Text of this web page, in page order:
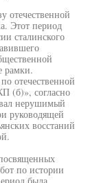
отечественной
Этот период
сталинского
рамки.
отечественной
(б)», согласно
нерушимый
руководящей
восстаний
по истории